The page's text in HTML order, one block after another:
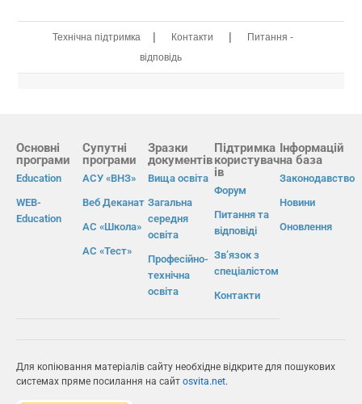
Технічна підтримка | Контакти |
Питання -
відповідь
Основні
програми
Education
WEB-
Education
Супутні
програми
АСУ «ВНЗ»
Веб Деканат
АС «Школа»
АС «Тест»
Зразки
документів
Вища освіта
Загальна
середня
освіта
Професійно-
технічна
освіта
Підтримка
користувач
ів
Форум
Питання та
відповіді
Зв’язок з
спеціалістом
Контакти
Інформацій
на база
Законодавство
Новини
Оновлення
Для копіювання матеріалів сайту необхідне відкрите для пошукових
системах пряме посилання на сайт osvita.net.